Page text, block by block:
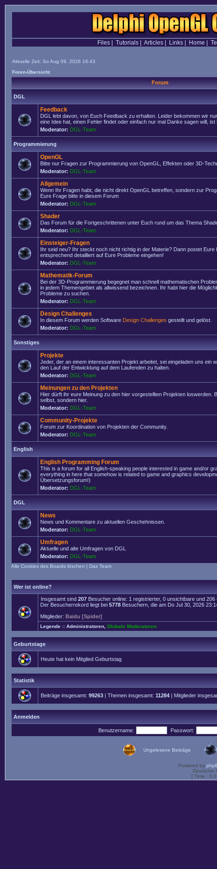
Files| Tutorials| Articles| Links| Home
Aktuelle Zeit: So Aug 09, 2026 16:43
Foren-Übersicht
Forum
DGL
Feedback
DGL lebt davon, von Euch Feedback zu erhalten. Leider bekommen wir
eine Idee hat, einen Fehler findet oder einfach nur mal Danke sagen will, ist
Moderator: DGL-Team
Programmierung
OpenGL
Bitte nur Fragen zur Programmierung von OpenGL, Effekten oder 3D-
Moderator: DGL-Team
Allgemein
Wenn Ihr Fragen habt, die nicht direkt OpenGL betreffen, sondern zur
Eure Frage bitte in diesem Forum
Moderator: DGL-Team
Shader
Das Forum für die Fortgeschrittenen unter Euch rund um das Thema
Moderator: DGL-Team
Einsteiger-Fragen
Ihr seid neu? Ihr steckt noch nicht richtig in der Materie? Dann postet Eure
entsprechend detailliert auf Eure Probleme eingehen!
Moderator: DGL-Team
Mathematik-Forum
Bei der 3D-Programmierung begegnet man schnell mathematischen
in jedem Themengebiet als allwissend bezeichnen. Ihr habt hier die
Probleme zu suchen.
Moderator: DGL-Team
Design Challenges
In diesem Forum werden Software Design Challenges gestellt und gelöst.
Moderator: DGL-Team
Sonstiges
Projekte
Jeder, der an einem interessanten Projekt arbeitet, sei eingeladen uns ein
den Lauf der Entwicklung auf dem Laufenden zu halten.
Moderator: DGL-Team
Meinungen zu den Projekten
Hier dürft ihr eure Meinung zu den hier vorgestellten Projekten loswerden.
selbst, sondern hier.
Moderator: DGL-Team
Community-Projekte
Forum zur Koordination von Projekten der Community.
Moderator: DGL-Team
English
English Programming Forum
This is a forum for all English-speaking people interested in game and/or
everything in here that somehow is related to game and graphics
Übersetzungsforum!)
Moderator: DGL-Team
DGL
News
News und Kommentare zu aktuellen Geschehnissen.
Moderator: DGL-Team
Umfragen
Aktuelle und alte Umfragen von DGL
Moderator: DGL-Team
Alle Cookies des Boards löschen | Das Team
Wer ist online?
Insgesamt sind 207 Besucher online: 1 registrierter, 0 unsichtbare und
Der Besucherrekord liegt bei 5778 Besuchern, die am Do Jul 30, 2026
Mitglieder: Baidu [Spider]
Legende :: Administratoren Globale Moderatoren
Geburtstage
Heute hat kein Mitglied Geburtstag
Statistik
Beiträge insgesamt: 99263 | Themen insgesamt: 11284 | Mitglieder
Anmelden
Benutzername: Passwort:
Ungelesene Beiträge
Powered by
Deutsche
[ Time :